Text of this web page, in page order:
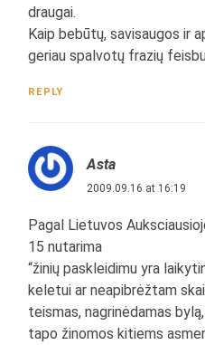
draugai.
Kaip bebūtų, savisaugos ir
geriau spalvotų frazių
REPLY
Asta
2009.09.16 at 16:19
Pagal Lietuvos
15 nutarima
“žinių paskleidimu yra
keletui ar neapibrėžtam
teismas, nagrinėdamas
tapo žinomos kitiems